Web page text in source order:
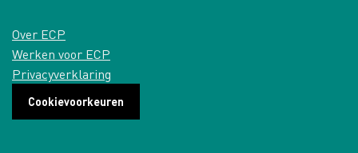
Over ECP
Werken voor ECP
Privacyverklaring
Cookievoorkeuren